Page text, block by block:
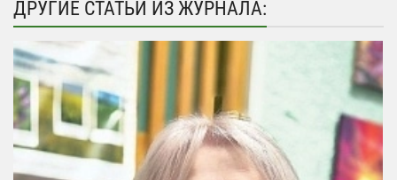
ДРУГИЕ СТАТЬИ ИЗ ЖУРНАЛА: